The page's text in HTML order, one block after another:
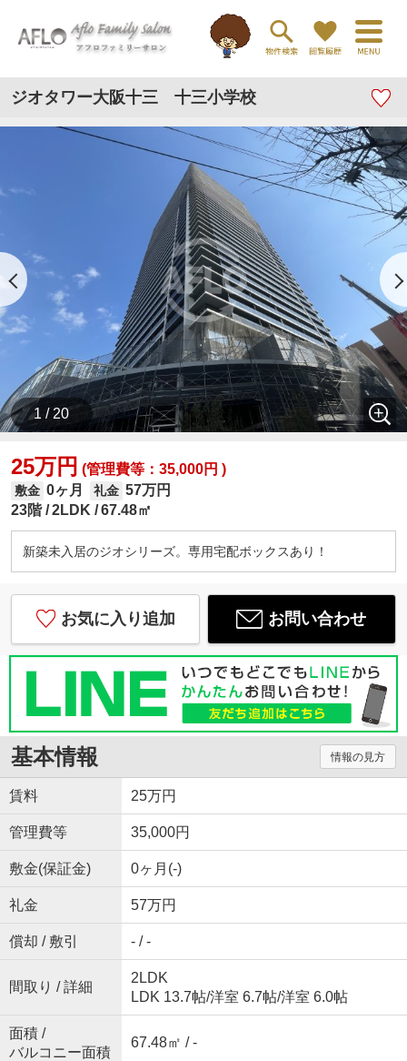
ジオタワー大阪十三 十三小学校
1 / 20
25万円 (管理費等：35,000円 )
敷金 0ヶ月 礼金 57万円
23階 2LDK 67.48㎡
新築未入居のジオシリーズ。専用宅配ボックスあり！
お気に入り追加 お問い合わせ
基本情報 情報の見方
賃料 25万円
管理費等 35,000円
敷金(保証金) 0ヶ月(-)
礼金 57万円
償却 / 敷引 - / -
間取り / 詳細
2LDK
LDK 13.7帖/洋室 6.7帖/洋室 6.0帖
面積 /
バルコニー面積
67.48㎡ / -